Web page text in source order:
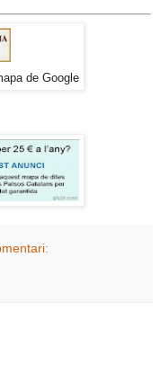
de Google